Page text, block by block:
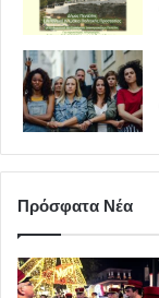
Πρόσφατα Νέα